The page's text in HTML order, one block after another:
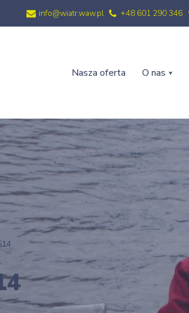
info@wiatr.waw.pl +48 601 290 346
Nasza oferta O nas